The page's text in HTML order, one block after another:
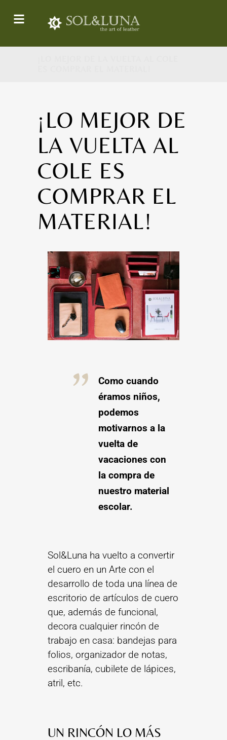
¡LO MEJOR DE
LA VUELTA AL
COLE ES
COMPRAR EL
MATERIAL!
Como cuando
éramos niños,
podemos
motivarnos a la
vuelta de
vacaciones con
la compra de
nuestro material
escolar.
Sol&Luna ha vuelto a convertir
el cuero en un Arte con el
desarrollo de toda una línea de
escritorio de artículos de cuero
que, además de funcional,
decora cualquier rincón de
trabajo en casa: bandejas para
folios, organizador de notas,
escribanía, cubilete de lápices,
atril, etc.
UN RINCÓN LO MÁS